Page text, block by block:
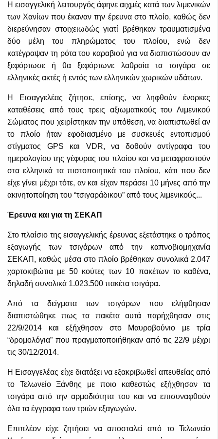
Η εισαγγελική λειτουργός άφηνε αιχμές κατά των λιμενικών
των Χανίων που έκαναν την έρευνα στο πλοίο, καθώς δεν
διερεύνησαν στοιχειωδώς γιατί βρέθηκαν τραυματισμένα
δύο μέλη του πληρώματος του πλοίου, ενώ δεν
κατέγραψαν τη ρότα του καραβιού για να διαπιστώσουν αν
ξεφόρτωσε ή θα ξεφόρτωνε λαθραία τα τσιγάρα σε
ελληνικές ακτές ή εντός των ελληνικών χωρικών υδάτων.
Η Εισαγγελέας ζήτησε, επίσης, να ληφθούν ένορκες
καταθέσεις από τους τρεις αξιωματικούς του Λιμενικού
Σώματος που χειρίστηκαν την υπόθεση, να διαπιστωθεί αν
το πλοίο ήταν εφοδιασμένο με συσκευές εντοπισμού
στίγματος GPS και VDR, να δοθούν αντίγραφα του
ημερολογίου της γέφυρας του πλοίου και να μεταφραστούν
στα ελληνικά τα πιστοποιητικά του πλοίου, κάτι που δεν
είχε γίνει μέχρι τότε, αν και είχαν περάσει 10 μήνες από την
ακινητοποίηση του “τσιγαράδικου” από τους λιμενικούς...
Έρευνα και για τη ΣΕΚΑΠ
Στο πλαίσιο της εισαγγελικής έρευνας εξετάστηκε ο τρόπος
εξαγωγής των τσιγάρων από την καπνοβιομηχανία
ΣΕΚΑΠ, καθώς μέσα στο πλοίο βρέθηκαν συνολικά 2.047
χαρτοκιβώτια με 50 κούτες των 10 πακέτων το καθένα,
δηλαδή συνολικά 1.023.500 πακέτα τσιγάρα.
Από τα δείγματα των τσιγάρων που ελήφθησαν
διαπιστώθηκε πως τα πακέτα αυτά παρήχθησαν στις
22/9/2014 και εξήχθησαν στο Μαυροβούνιο με τρία
“δρομολόγια” που πραγματοποιήθηκαν από τις 22/9 μέχρι
τις 30/12/2014.
Η Εισαγγελέας είχε διατάξει να εξακριβωθεί απευθείας από
το Τελωνείο Ξάνθης με ποιο καθεστώς εξήχθησαν τα
τσιγάρα από την αρμοδιότητα του και να επισυναφθούν
όλα τα έγγραφα των τριών εξαγωγών.
Επιπλέον είχε ζητήσει να αποσταλεί από το Τελωνείο